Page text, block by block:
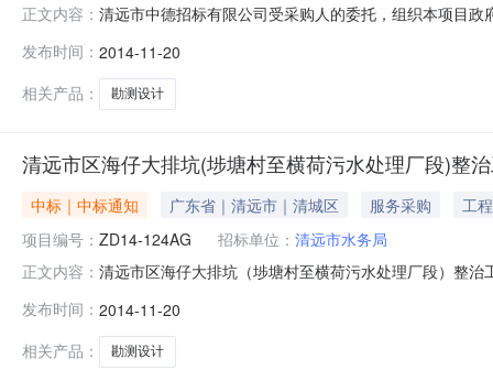
正文内容： 清远市中德招标有限公司受采购人的委托，组织本项目
清远市区海仔大排坑（埗塘村至横荷污水处理厂段）整
告日期及媒体：2014年10月29日
发布时间： 2014-11-20
相关产品：
勘测设计
清远市区海仔大排坑(埗塘村至横荷污水处理厂段)整
中标｜中标通知 广东省｜清远市｜清城区 服务采购
工程
项目编号： ZD14-124AG 招标单位： 清远市水务局
正文内容： 清远市区海仔大排坑（埗塘村至横荷污水处理厂段）整
工程可行性研究阶段勘测设计服务采购项目四、采购方
究阶段勘测设计服务一项合同签定后40个
发布时间： 2014-11-20
相关产品：
勘测设计